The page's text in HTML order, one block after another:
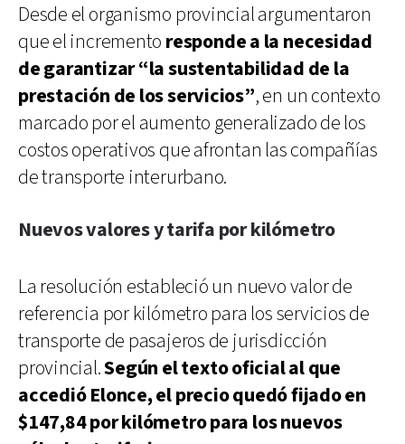
Desde el organismo provincial argumentaron
que el incremento responde a la necesidad
de garantizar “la sustentabilidad de la
prestación de los servicios”, en un contexto
marcado por el aumento generalizado de los
costos operativos que afrontan las compañías
de transporte interurbano.
Nuevos valores y tarifa por kilómetro
La resolución estableció un nuevo valor de
referencia por kilómetro para los servicios de
transporte de pasajeros de jurisdicción
provincial.Según el texto oficial al que
accedió Elonce, el precio quedó fijado en
$147,84 por kilómetro para los nuevos